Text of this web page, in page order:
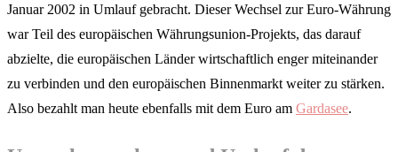
Januar 2002 in Umlauf gebracht. Dieser Wechsel zur Euro-Währung
war Teil des europäischen Währungsunion-Projekts, das darauf
abzielte, die europäischen Länder wirtschaftlich enger miteinander
zu verbinden und den europäischen Binnenmarkt weiter zu stärken.
Also bezahlt man heute ebenfalls mit dem Euro am Gardasee.